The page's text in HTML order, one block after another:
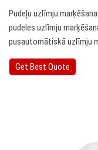
Pudeļu uzlīmju
pudeles uzlīmju
pusautomātiskā uzlīmju
Get Best Quote